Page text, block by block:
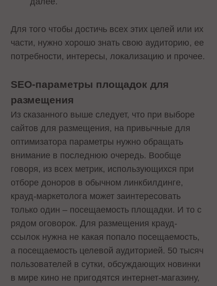
Для того чтобы достичь всех этих целей или их
части, нужно хорошо знать свою аудиторию, ее
потребности, интересы, локализацию и прочее.
SEO-параметры площадок для
размещения
Из сказанного выше следует, что при выборе
сайтов для размещения, на привычные для
оптимизатора параметры нужно обращать
внимание в последнюю очередь. Вообще
говоря, из всех метрик, использующихся при
отборе доноров в обычном линкбилдинге,
крауд-маркетолога может заинтересовать
только один – посещаемость площадки. И то с
рядом оговорок. Для размещения крауд-
ссылок нужна не какая попало посещаемость,
а посещаемость целевой аудиторией. 50 тысяч
пользователей в сутки, обсуждающих новинки
в мире кино не пригодятся интернет-магазину,